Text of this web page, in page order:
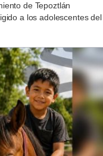
de Tepoztlán
a los adolescentes del